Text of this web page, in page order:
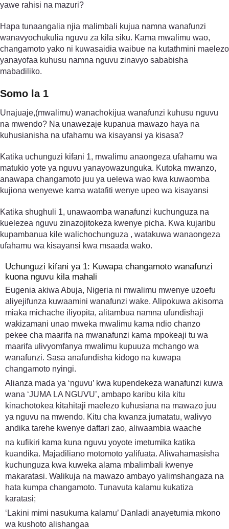
yawe rahisi na mazuri?
Hapa tunaangalia njia malimbali kujua namna wanafunzi
wanavyochukulia nguvu za kila siku. Kama mwalimu wao,
changamoto yako ni kuwasaidia waibue na kutathmini maelezo
yanayofaa kuhusu namna nguvu zinavyo sababisha
mabadiliko.
Somo la 1
Unajuaje,(mwalimu) wanachokijua wanafunzi kuhusu nguvu
na mwendo? Na unawezaje kupanua mawazo haya na
kuhusianisha na ufahamu wa kisayansi ya kisasa?
Katika uchunguzi kifani 1, mwalimu anaongeza ufahamu wa
matukio yote ya nguvu yanayowazunguka. Kutoka mwanzo,
anawapa changamoto juu ya uelewa wao kwa kuwaomba
kujiona wenyewe kama watafiti wenye upeo wa kisayansi
Katika shughuli 1, unawaomba wanafunzi kuchunguza na
kuelezea nguvu zinazojitokeza kwenye picha. Kwa kujaribu
kupambanua kile walichochunguza , watakuwa wanaongeza
ufahamu wa kisayansi kwa msaada wako.
Uchunguzi kifani ya 1: Kuwapa changamoto wanafunzi
kuona nguvu kila mahali
Eugenia akiwa Abuja, Nigeria ni mwalimu mwenye uzoefu
aliyejifunza kuwaamini wanafunzi wake. Alipokuwa akisoma
miaka michache iliyopita, alitambua namna ufundishaji
wakizamani unao mweka mwalimu kama ndio chanzo
pekee cha maarifa na mwanafunzi kama mpokeaji tu wa
maarifa ulivyomfanya mwalimu kupuuza mchango wa
wanafunzi. Sasa anafundisha kidogo na kuwapa
changamoto nyingi.
Alianza mada ya ‘nguvu’ kwa kupendekeza wanafunzi kuwa
wana ‘JUMA LA NGUVU’, ambapo karibu kila kitu
kinachotokea kitahitaji maelezo kuhusiana na mawazo juu
ya nguvu na mwendo. Kitu cha kwanza jumatatu, walivyo
andika tarehe kwenye daftari zao, aliwaambia waache
na kufikiri kama kuna nguvu yoyote imetumika katika
kuandika. Majadiliano motomoto yalifuata. Aliwahamasisha
kuchunguza kwa kuweka alama mbalimbali kwenye
makaratasi. Walikuja na mawazo ambayo yalimshangaza na
hata kumpa changamoto. Tunavuta kalamu kukatiza
karatasi;
‘Lakini mimi nasukuma kalamu’ Danladi anayetumia mkono
wa kushoto alishangaa